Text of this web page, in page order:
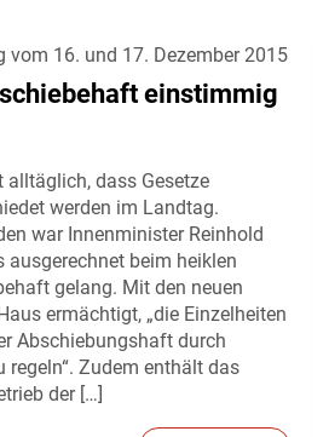
vom 16. und 17. Dezember 2015
einstimmig
dass Gesetze
werden im Landtag.
war Innenminister Reinhold
ausgerechnet beim heiklen
gelang. Mit den neuen
ermächtigt, „die Einzelheiten
Abschiebungshaft durch
regeln“. Zudem enthält das
der […]